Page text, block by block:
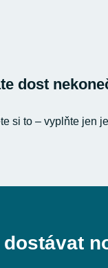
dost
si to – vyplňte jen
dostávat